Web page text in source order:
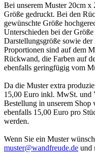
Bei unserem Muster 20cm x
Größe gedruckt. Bei den
gewünschte Größe
Unterschieden bei der
Darstellungsgröße sowie
Proportionen sind auf dem
Rückwand, die Farben auf
ebenfalls geringfügig vom
Da die Muster extra
15,00 Euro inkl. MwSt. und
Bestellung in unserem Shop
ebenfalls 15,00 Euro pro
werden.
Wenn Sie ein Muster
muster@wandfreude.de und